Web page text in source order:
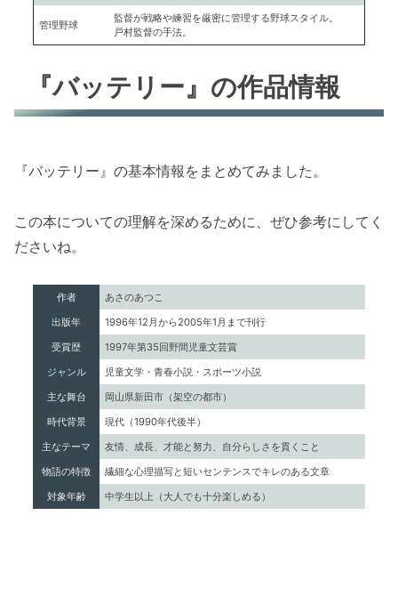
管理野球
監督が戦略や練習を厳密に管理する野球スタイル。
戸村監督の手法。
『バッテリー』の作品情報
『バッテリー』の基本情報をまとめてみました。
この本についての理解を深めるために、ぜひ参考にしてく
ださいね。
作者
あさのあつこ
出版年
1996年12月から2005年1月まで刊行
受賞歴
1997年第35回野間児童文芸賞
ジャンル
児童文学・青春小説・スポーツ小説
主な舞台
岡山県新田市（架空の都市）
時代背景
現代（1990年代後半）
主なテーマ
友情、成長、才能と努力、自分らしさを貫くこと
物語の特徴
繊細な心理描写と短いセンテンスでキレのある文章
対象年齢
中学生以上（大人でも十分楽しめる）